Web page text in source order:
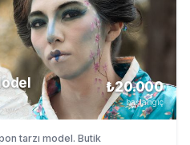
₺20.000
başlangıç
tarzı model. Butik